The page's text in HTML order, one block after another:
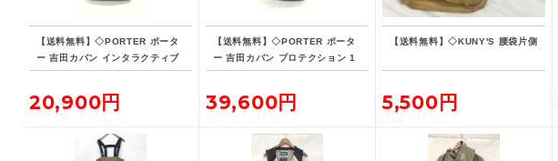
【送料無料】◇PORTER ポータ
ー 吉田カバン インタラクティブ
デイパック 14L ビジネスリュッ
20,900円
【送料無料】◇PORTER ポータ
ー 吉田カバン プロテクション 1
5L デイパック リュックサック
39,600円
【送料無料】◇KUNY'S 腰袋片側
5,500円